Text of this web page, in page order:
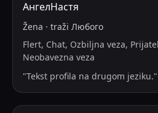
АнгелНастя
Žena · traži Любого
Flert, Chat, Ozbiljna veza,
Neobavezna veza
"Tekst profila na drugom jeziku."